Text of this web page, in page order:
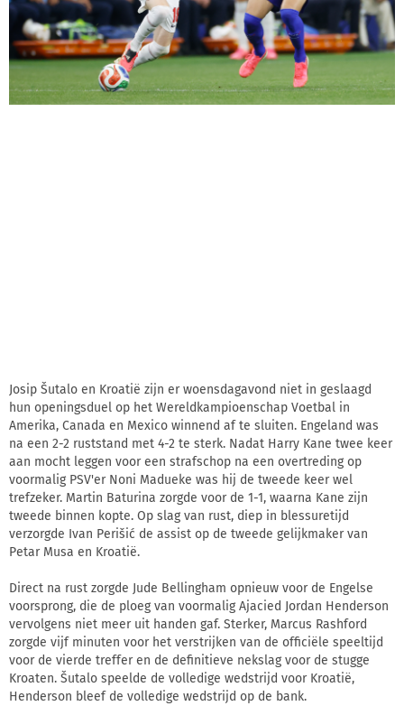
Josip Šutalo en Kroatië zijn er woensdagavond niet in geslaagd
hun openingsduel op het Wereldkampioenschap Voetbal in
Amerika, Canada en Mexico winnend af te sluiten. Engeland was
na een 2-2 ruststand met 4-2 te sterk. Nadat Harry Kane twee keer
aan mocht leggen voor een strafschop na een overtreding op
voormalig PSV'er Noni Madueke was hij de tweede keer wel
trefzeker. Martin Baturina zorgde voor de 1-1, waarna Kane zijn
tweede binnen kopte. Op slag van rust, diep in blessuretijd
verzorgde Ivan Perišić de assist op de tweede gelijkmaker van
Petar Musa en Kroatië.
Direct na rust zorgde Jude Bellingham opnieuw voor de Engelse
voorsprong, die de ploeg van voormalig Ajacied Jordan Henderson
vervolgens niet meer uit handen gaf. Sterker, Marcus Rashford
zorgde vijf minuten voor het verstrijken van de officiële speeltijd
voor de vierde treffer en de definitieve nekslag voor de stugge
Kroaten. Šutalo speelde de volledige wedstrijd voor Kroatië,
Henderson bleef de volledige wedstrijd op de bank.